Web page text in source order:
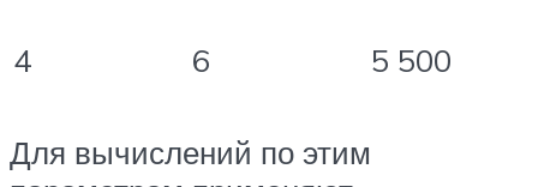
4 6 5 500
Для вычислений по этим